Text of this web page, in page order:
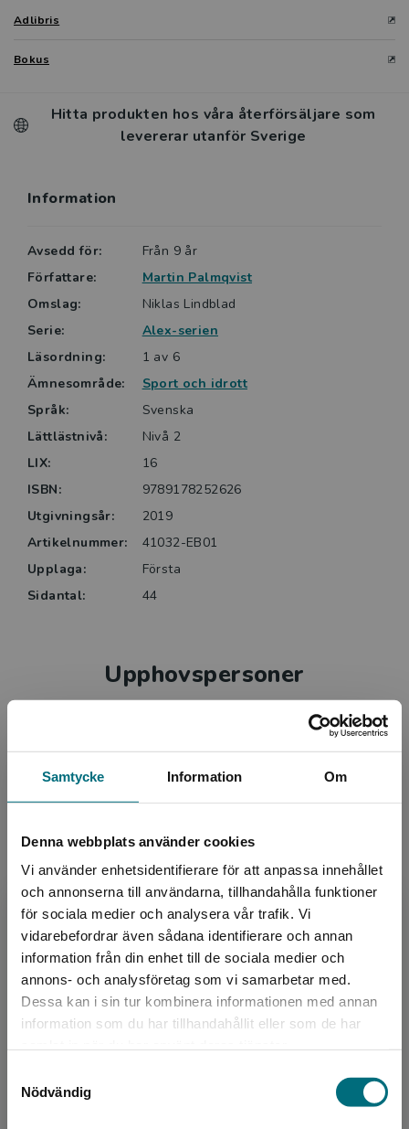
Samtycke Information Om
Denna webbplats använder cookies
Vi använder enhetsidentifierare för att anpassa innehållet
och annonserna till användarna, tillhandahålla funktioner
för sociala medier och analysera vår trafik. Vi
vidarebefordrar även sådana identifierare och annan
information från din enhet till de sociala medier och
annons- och analysföretag som vi samarbetar med.
Dessa kan i sin tur kombinera informationen med annan
information som du har tillhandahållit eller som de har
Nödvändig
Begränsad fraktregion
Det verkar som att du besöker
nyponochviljaforlag.se via en enhet utanför
Sverige. För att kunna slutföra ett köp måste
Adlibris
Bokus
Hitta produkten hos våra återförsäljare som
levererar utanför Sverige
Information
Avsedd för:
Från 9 år
Författare:
Martin Palmqvist
Omslag:
Niklas Lindblad
Serie:
Alex-serien
Läsordning:
1 av 6
Ämnesområde:
Sport och idrott
Språk:
Svenska
Lättlästnivå:
Nivå 2
LIX:
16
ISBN:
9789178252626
Utgivningsår:
2019
Artikelnummer:
41032-EB01
Upplaga:
Första
Sidantal:
44
Upphovspersoner
Martin Palmqvist
Martin Palmqvist är född 1975 och bor i Ystad.
Förutom att skriva böcker arbetar Martin även
som gymnasielärare i matematik och tycker att
det finn...